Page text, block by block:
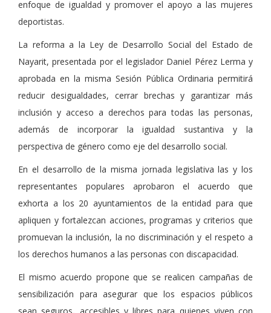
enfoque de igualdad y promover el apoyo a las mujeres
deportistas.
La reforma a la Ley de Desarrollo Social del Estado de
Nayarit, presentada por el legislador Daniel Pérez Lerma y
aprobada en la misma Sesión Pública Ordinaria permitirá
reducir desigualdades, cerrar brechas y garantizar más
inclusión y acceso a derechos para todas las personas,
además de incorporar la igualdad sustantiva y la
perspectiva de género como eje del desarrollo social.
En el desarrollo de la misma jornada legislativa las y los
representantes populares aprobaron el acuerdo que
exhorta a los 20 ayuntamientos de la entidad para que
apliquen y fortalezcan acciones, programas y criterios que
promuevan la inclusión, la no discriminación y el respeto a
los derechos humanos a las personas con discapacidad.
El mismo acuerdo propone que se realicen campañas de
sensibilización para asegurar que los espacios públicos